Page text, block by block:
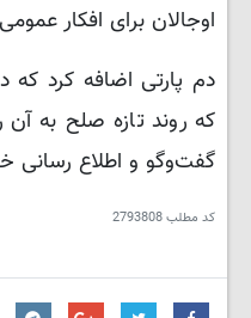
اوجالان برای افکار
دم پارتی اضافه کرد که
که روند تازه صلح به
گفت‌وگو و اطلاع رسانی
کد مطلب2793808